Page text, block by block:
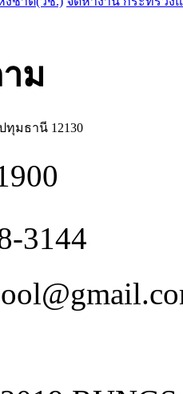
ม
ทุมธานี 12130
3144